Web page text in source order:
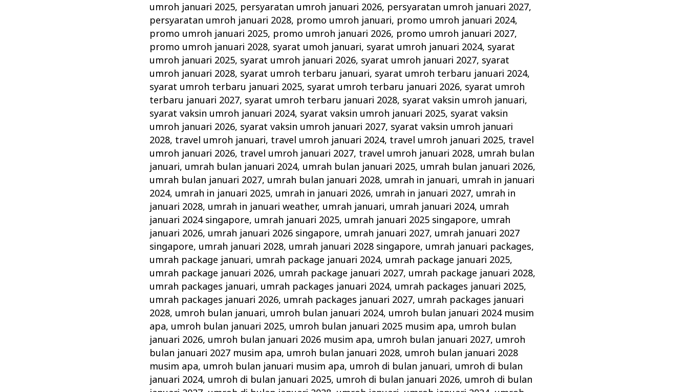
umroh januari 2025, persyaratan umroh januari 2026, persyaratan umroh januari 2027,
persyaratan umroh januari 2028, promo umroh januari, promo umroh januari 2024,
promo umroh januari 2025, promo umroh januari 2026, promo umroh januari 2027,
promo umroh januari 2028, syarat umoh januari, syarat umroh januari 2024, syarat
umroh januari 2025, syarat umroh januari 2026, syarat umroh januari 2027, syarat
umroh januari 2028, syarat umroh terbaru januari, syarat umroh terbaru januari 2024,
syarat umroh terbaru januari 2025, syarat umroh terbaru januari 2026, syarat umroh
terbaru januari 2027, syarat umroh terbaru januari 2028, syarat vaksin umroh januari,
syarat vaksin umroh januari 2024, syarat vaksin umroh januari 2025, syarat vaksin
umroh januari 2026, syarat vaksin umroh januari 2027, syarat vaksin umroh januari
2028, travel umroh januari, travel umroh januari 2024, travel umroh januari 2025, travel
umroh januari 2026, travel umroh januari 2027, travel umroh januari 2028, umrah bulan
januari, umrah bulan januari 2024, umrah bulan januari 2025, umrah bulan januari 2026,
umrah bulan januari 2027, umrah bulan januari 2028, umrah in januari, umrah in januari
2024, umrah in januari 2025, umrah in januari 2026, umrah in januari 2027, umrah in
januari 2028, umrah in januari weather, umrah januari, umrah januari 2024, umrah
januari 2024 singapore, umrah januari 2025, umrah januari 2025 singapore, umrah
januari 2026, umrah januari 2026 singapore, umrah januari 2027, umrah januari 2027
singapore, umrah januari 2028, umrah januari 2028 singapore, umrah januari packages,
umrah package januari, umrah package januari 2024, umrah package januari 2025,
umrah package januari 2026, umrah package januari 2027, umrah package januari 2028,
umrah packages januari, umrah packages januari 2024, umrah packages januari 2025,
umrah packages januari 2026, umrah packages januari 2027, umrah packages januari
2028, umroh bulan januari, umroh bulan januari 2024, umroh bulan januari 2024 musim
apa, umroh bulan januari 2025, umroh bulan januari 2025 musim apa, umroh bulan
januari 2026, umroh bulan januari 2026 musim apa, umroh bulan januari 2027, umroh
bulan januari 2027 musim apa, umroh bulan januari 2028, umroh bulan januari 2028
musim apa, umroh bulan januari musim apa, umroh di bulan januari, umroh di bulan
januari 2024, umroh di bulan januari 2025, umroh di bulan januari 2026, umroh di bulan